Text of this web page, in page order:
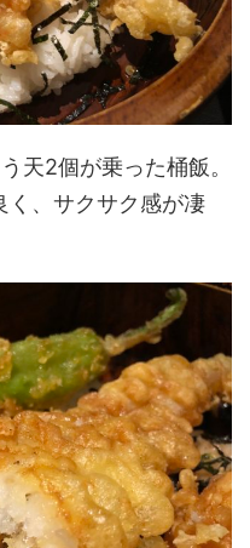
天2個が乗った桶飯。
く、サクサク感が凄